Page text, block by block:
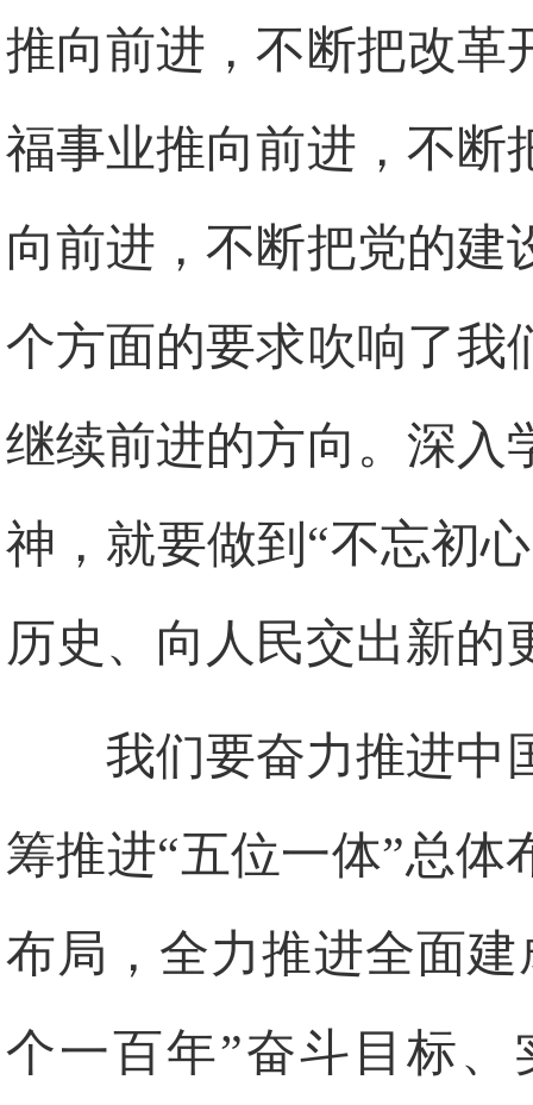
推向前进，不断把改革
福事业推向前进，不断
向前进，不断把党的建
个方面的要求吹响了我
继续前进的方向。深入
神，就要做到“不忘初
历史、向人民交出新的
我们要奋力推进中
筹推进“五位一体”总体
布局，全力推进全面
个一百年”奋斗目标